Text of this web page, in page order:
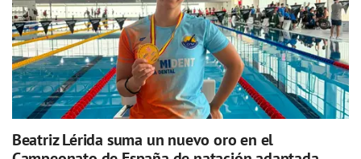
Beatriz Lérida suma un nuevo oro en el